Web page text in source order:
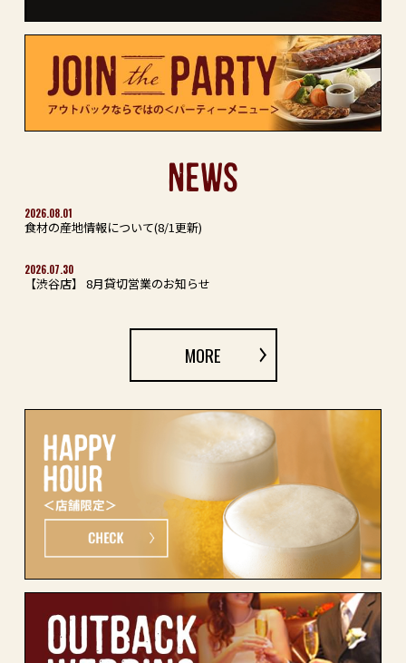
NEWS
2026.08.01
食材の産地情報について(8/1更新)
2026.07.30
【渋谷店】 8月貸切営業のお知らせ
MORE